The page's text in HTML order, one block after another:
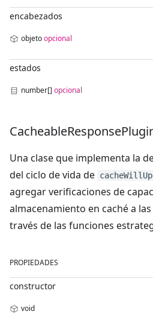
encabezados
objetoopcional
estados
number[] opcional
CacheableResponse
Una clase que implementa la
del ciclo de vida de
agregar verificaciones de
almacenamiento en caché a
través de las funciones
PROPIEDADES
constructor
void